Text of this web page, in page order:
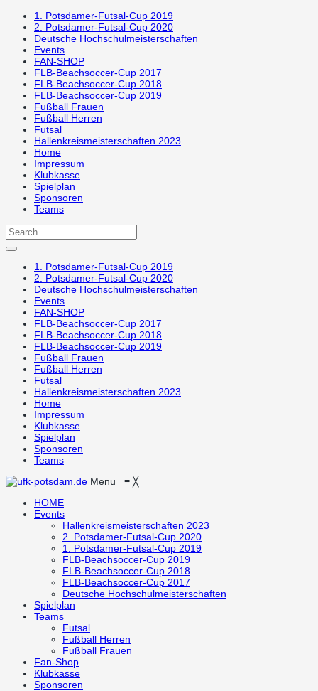
1. Potsdamer-Futsal-Cup 2019
2. Potsdamer-Futsal-Cup 2020
Deutsche Hochschulmeisterschaften
Events
FAN-SHOP
FLB-Beachsoccer-Cup 2017
FLB-Beachsoccer-Cup 2018
FLB-Beachsoccer-Cup 2019
Fußball Frauen
Fußball Herren
Futsal
Hallenkreismeisterschaften 2023
Home
Impressum
Klubkasse
Spielplan
Sponsoren
Teams
1. Potsdamer-Futsal-Cup 2019
2. Potsdamer-Futsal-Cup 2020
Deutsche Hochschulmeisterschaften
Events
FAN-SHOP
FLB-Beachsoccer-Cup 2017
FLB-Beachsoccer-Cup 2018
FLB-Beachsoccer-Cup 2019
Fußball Frauen
Fußball Herren
Futsal
Hallenkreismeisterschaften 2023
Home
Impressum
Klubkasse
Spielplan
Sponsoren
Teams
Menu ≡ ╳
HOME
Events
Hallenkreismeisterschaften 2023
2. Potsdamer-Futsal-Cup 2020
1. Potsdamer-Futsal-Cup 2019
FLB-Beachsoccer-Cup 2019
FLB-Beachsoccer-Cup 2018
FLB-Beachsoccer-Cup 2017
Deutsche Hochschulmeisterschaften
Spielplan
Teams
Futsal
Fußball Herren
Fußball Frauen
Fan-Shop
Klubkasse
Sponsoren